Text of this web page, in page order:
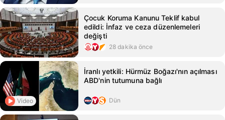
Çocuk Koruma Kanunu Teklif kabul
edildi: İnfaz ve ceza düzenlemeleri
değişti
28 dakika önce
Video
İranlı yetkili: Hürmüz Boğazı'nın açılması
ABD'nin tutumuna bağlı
Dün